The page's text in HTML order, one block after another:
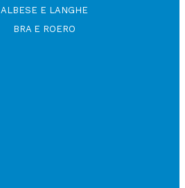
ALBESE E LANGHE
BRA E ROERO